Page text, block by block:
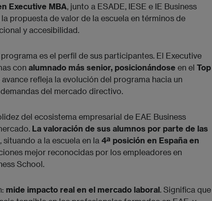
Executive MBA, junto a ESADE, IESE e IE Business
propuesta de valor de la escuela en términos de
y accesibilidad.
es el perfil de sus participantes. El Executive
con alumnado más senior, posicionándose en el Top
avance refleja la evolución del programa hacia un
del mercado directivo.
del ecosistema empresarial de EAE Business
La valoración de sus alumnos por parte de las
, situando a la escuela en la 4ª posición en España en
mejor reconocidas por los empleadores en
School.
mide impacto real en el mercado laboral. Significa que